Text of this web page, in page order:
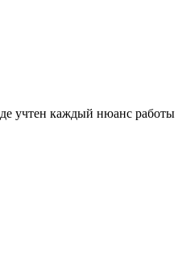
учтен каждый нюанс